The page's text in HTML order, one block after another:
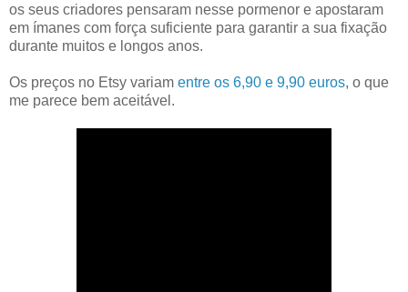
os seus criadores pensaram nesse pormenor e apostaram
em ímanes com força suficiente para garantir a sua fixação
durante muitos e longos anos.
Os preços no Etsy variam entre os 6,90 e 9,90 euros, o que
me parece bem aceitável.